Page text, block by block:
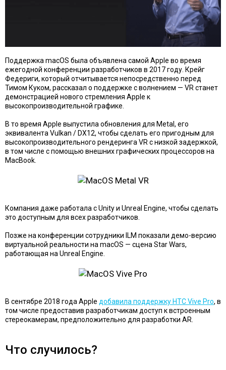
Поддержка macOS была объявлена ​​самой Apple во время
ежегодной конференции разработчиков в 2017 году. Крейг
Федериги, который отчитывается непосредственно перед
Тимом Куком, рассказал о поддержке с волнением — VR станет
демонстрацией нового стремления Apple к
высокопроизводительной графике.
В то время Apple выпустила обновления для Metal, его
эквивалента Vulkan / DX12, чтобы сделать его пригодным для
высокопроизводительного рендеринга VR с низкой задержкой,
в том числе с помощью внешних графических процессоров на
MacBook.
Компания даже работала с Unity и Unreal Engine, чтобы сделать
это доступным для всех разработчиков.
Позже на конференции сотрудники ILM показали демо-версию
виртуальной реальности на macOS — сцена Star Wars,
работающая на Unreal Engine.
В сентябре 2018 года Apple добавила поддержку HTC Vive Pro, в
том числе предоставив разработчикам доступ к встроенным
стереокамерам, предположительно для разработки AR.
Что случилось?